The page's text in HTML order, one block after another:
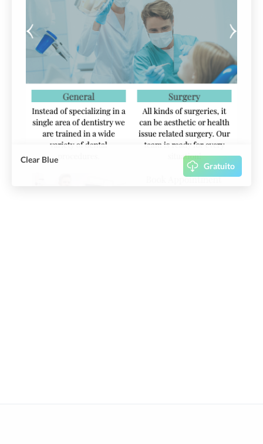
Clear Blue
Gratuito